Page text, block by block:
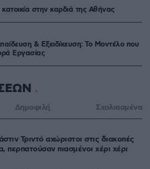
στην καρδιά της Αθήνας
& Εξειδίκευση: Το Mοντέλο που
Eργασίας
Δημοφιλή Σχολιασμένα
Τριντό αχώριστοι στις διακοπές
περπατούσαν πιασμένοι χέρι χέρι